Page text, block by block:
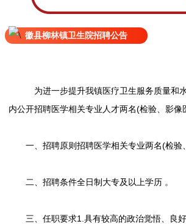
徽县柳林镇卫生院招聘公告
为进一步提升我镇医疗卫生服务质量和水
内公开招聘医学相关专业人才两名(检验、影
一、招聘原则招聘医学相关专业两名(检验
二、招聘条件全日制大专及以上学历 。
三、任职要求1.具有较高的政治觉悟、良好